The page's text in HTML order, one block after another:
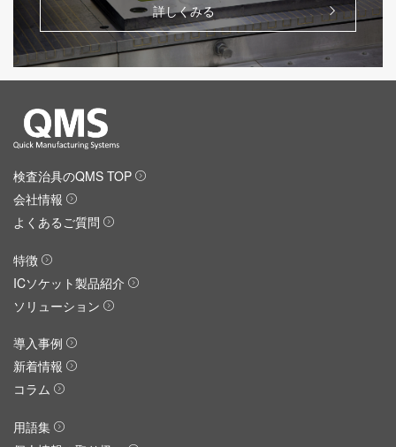
詳しくみる
検査治具のQMS TOP
会社情報
よくあるご質問
特徴
ICソケット製品紹介
ソリューション
導入事例
新着情報
コラム
用語集